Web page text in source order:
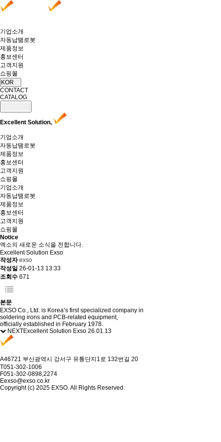
기업소개
자동납땜로봇
제품정보
홍보센터
고객지원
쇼핑몰
KOR
CONTACT
CATALOG
Excellent Solution,
기업소개
자동납땜로봇
제품정보
홍보센터
고객지원
쇼핑몰
기업소개
자동납땜로봇
제품정보
홍보센터
고객지원
쇼핑몰
Notice
엑소의 새로운 소식을 전합니다.
Excellent Solution Exso
작성자exso
작성일 26-01-13 13:33
조회수 671
본문
EXSO Co., Ltd. is Korea’s first specialized company in
soldering irons and PCB-related equipment,
officially established in February 1978.
NEXTExcellent Solution Exso 26.01.13
A46721 부산광역시 강서구 유통단지1로 132번길 20
T051-302-1006
F051-302-0898,2274
Eexso@exso.co.kr
Copyright (c) 2025 EXSO. All Rights Reserved.